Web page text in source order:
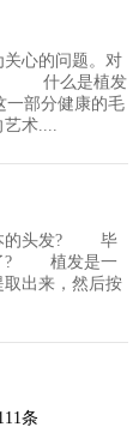
心的问题。对
。 什么是植发
部分健康的毛
艺术....
本的头发? 毕
了? 植发是一
出来，然后按
条